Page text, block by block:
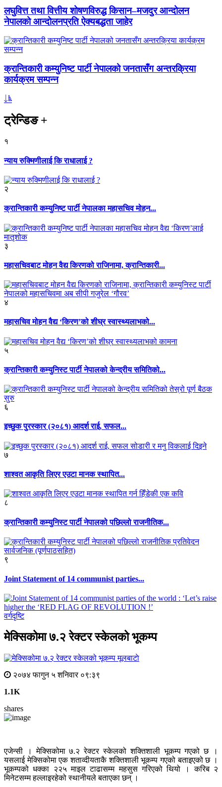
लघुवित्त तथा वित्तीय शोषणविरुद्ध किसान–मजदुर आन्दोलन
नेपालको आन्दोलनप्रति ऐक्यबद्धता जाहेर
क्रान्तिकारी कम्युनिष्ट पार्टी नेपालको जनतासँग अन्तरक्रिया
कार्यक्रम सम्पन्न
ट्रेन्डिङ+
१
न्याय रुक्मिणीलाई कि राधालाई ?
२
क्रान्तिकारी कम्युनिष्ट पार्टी नेपालका महासचिव मोहन...
३
महासचिवबाट मोहन वैद्य किरणको राजिनामा, क्रान्तिकारी...
४
महासचिव मोहन वैद्य ‘किरण’को शीघ्र स्वास्थ्यलाभको...
५
क्रान्तिकारी कम्युनिस्ट पार्टी नेपालको केन्द्रीय समितिको...
६
इच्छुक पुरस्कार (२०८१) आदर्श राई, सफल...
७
शाश्वत आकृति लिएर एउटा मानक स्थापित...
८
क्रान्तिकारी कम्युनिस्ट पार्टी नेपालको पछिल्लो राजनीतिक...
९
Joint Statement of 14 communist parties...
वर्गदृष्टि
मेक्सिकोमा ७.२ रेक्टर स्केलको भूकम्प
मूलबाटाे
२०७४ फागुन ५ शनिवार ०९:३९
1.1K
shares
एजेन्सी । मेक्सिकोमा ७.२ रेक्टर स्केलको शक्तिशाली भूकम्प गएको छ ।
यसलाई मेक्सिकोमा एक शताव्दीयताकै शक्तिशाली भूकम्प गएको बताइएको छ ।
भूकम्पको धक्का २२५ माइल टाढासम्म महसुस गरिएको थियो । करिब २
मिनेटसम्म हल्लाइरहेको स्थानीयले बताएका छन् ।